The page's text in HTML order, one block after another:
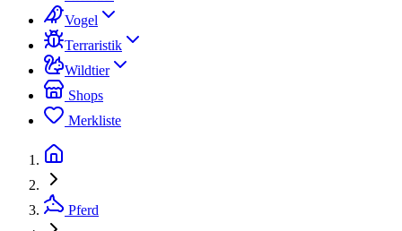
Vogel
Terraristik
Wildtier
Shops
Merkliste
Pferd